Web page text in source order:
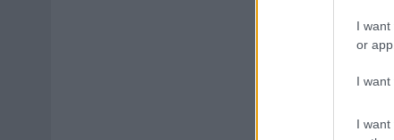
I
or app.
I want
I